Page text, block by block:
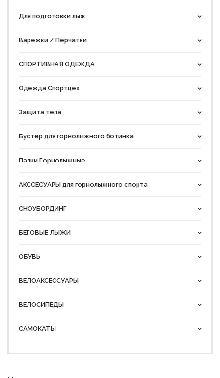
Для подготовки лыж
Варежки / Перчатки
СПОРТИВНАЯ ОДЕЖДА
Одежда Спортцех
Защита тела
Бустер для горнолыжного ботинка
Палки Горнолыжные
АКССЕСУАРЫ для горнолыжного спорта
СНОУБОРДИНГ
БЕГОВЫЕ ЛЫЖИ
ОБУВЬ
ВЕЛОАКСЕССУАРЫ
ВЕЛОСИПЕДЫ
САМОКАТЫ